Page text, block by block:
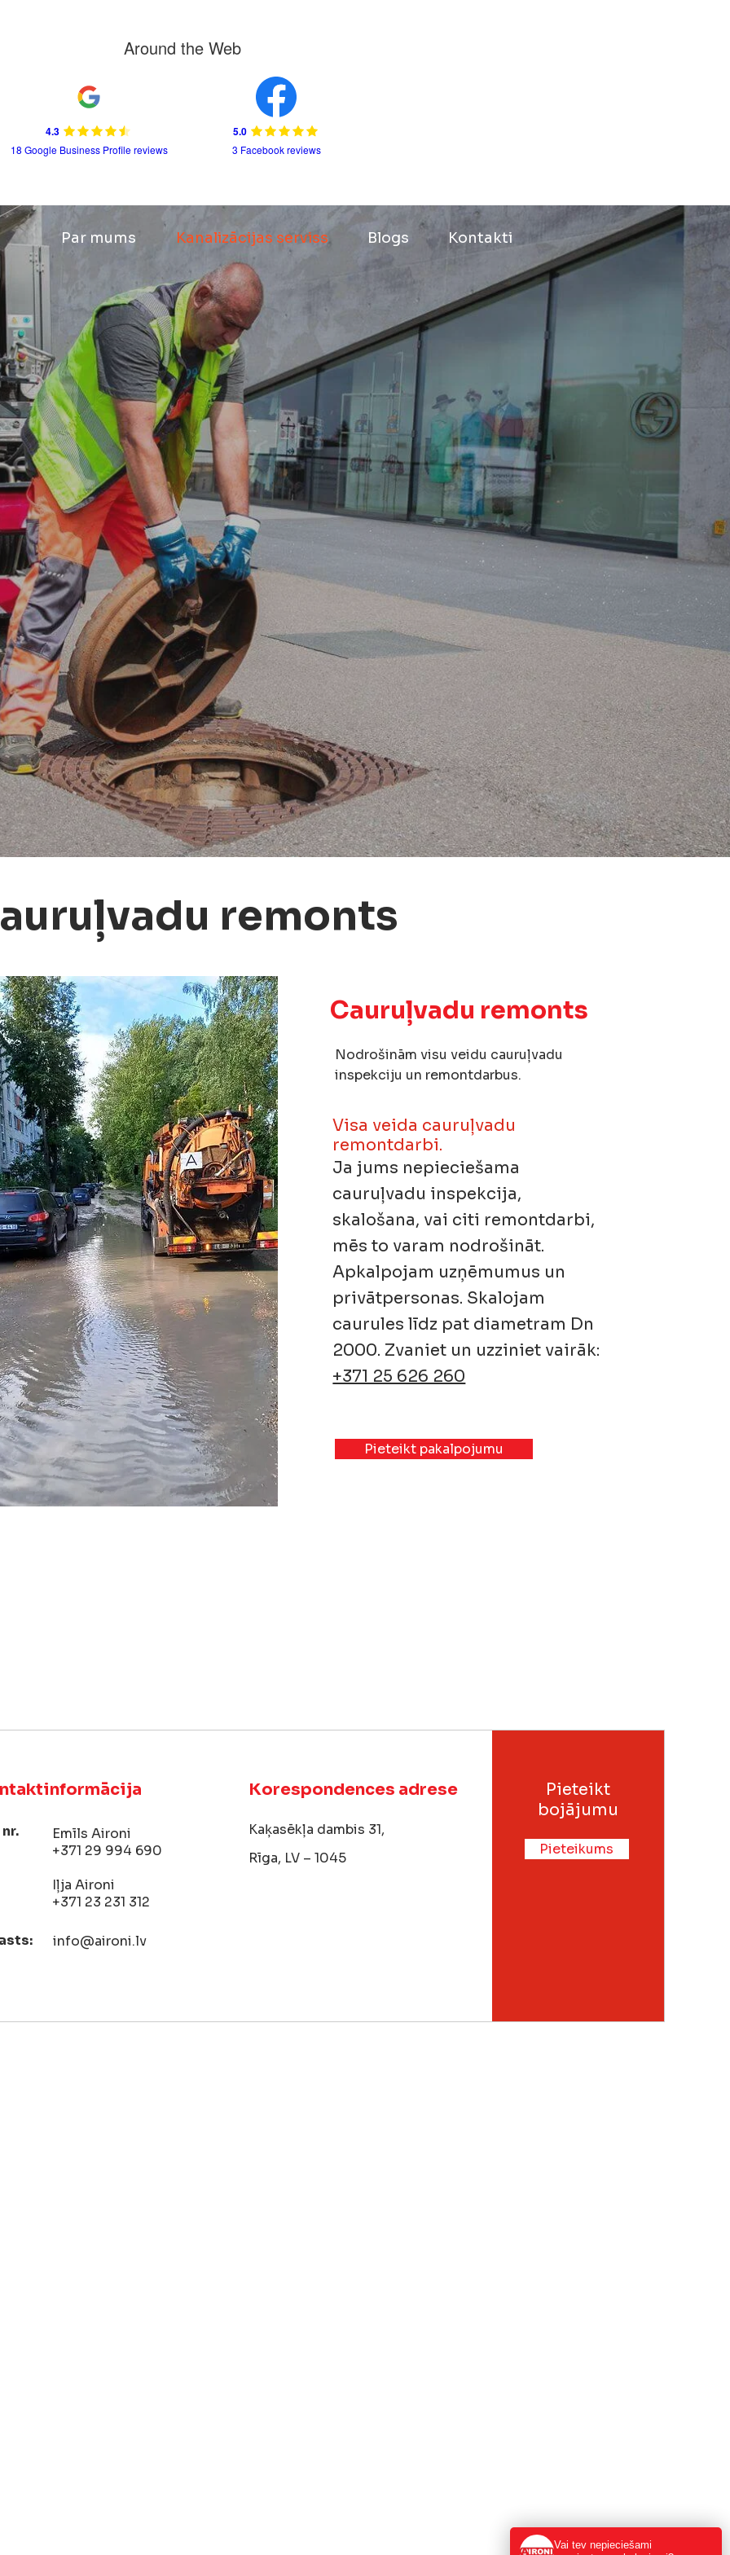
Around the Web
4.3
18 Google Business Profile reviews
5.0
3 Facebook reviews
Par mums Kanalizācijas serviss Blogs Kontakti
remonts
Cauruļvadu remonts
Nodrošinām visu veidu cauruļvadu
inspekciju un remontdarbus.
Visa veida cauruļvadu
remontdarbi.
Ja jums nepieciešama
cauruļvadu inspekcija,
skalošana, vai citi remontdarbi,
mēs to varam nodrošināt.
Apkalpojam uzņēmumus un
privātpersonas. Skalojam
caurules līdz pat diametram Dn
2000. Zvaniet un uzziniet vairāk:
+371 25 626 260
Pieteikt pakalpojumu
Emīls Aironi
+371 29 994 690
Iļja Aironi
+371 23 231 312
info@aironi.lv
Korespondences adrese
Kaķasēkļa dambis 31,
Rīga, LV – 1045
Pieteikt
bojājumu
Pieteikums
Vai tev nepieciešami